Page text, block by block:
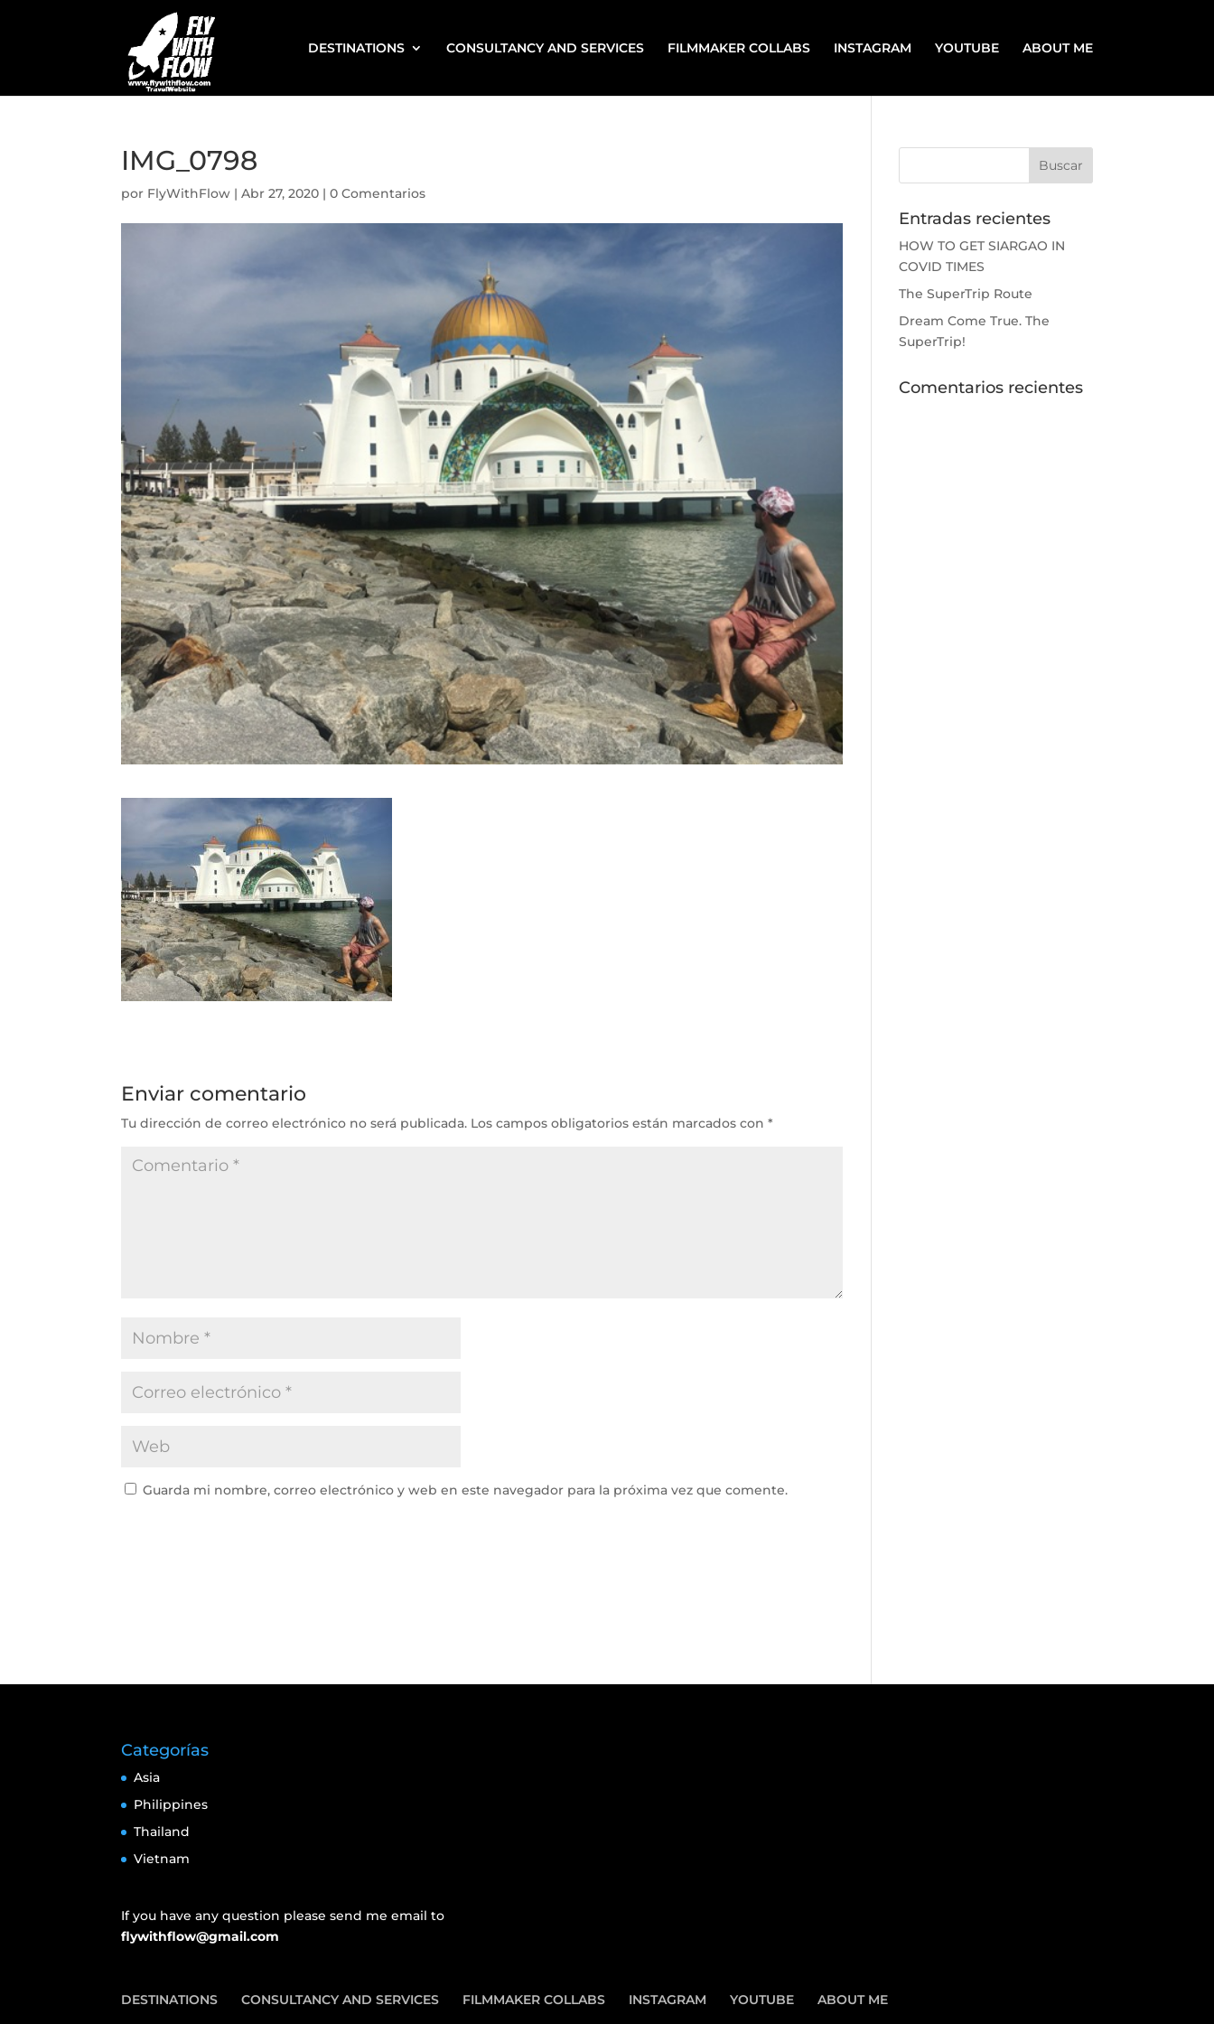
DESTINATIONS CONSULTANCY AND SERVICES FILMMAKER COLLABS INSTAGRAM YOUTUBE ABOUT ME
IMG_0798
por FlyWithFlow |Abr 27, 2020 |0 Comentarios
Enviar comentario
Tu dirección de correo electrónico no será publicada. Los campos obligatorios están marcados con*
Guarda mi nombre, correo electrónico y web en este navegador para la próxima vez que comente.
Entradas recientes
HOW TO GET SIARGAO IN
COVID TIMES
The SuperTrip Route
Dream Come True. The
SuperTrip!
Comentarios recientes
Categorías
Asia
Philippines
Thailand
Vietnam
If you have any question please send me email to
flywithflow@gmail.com
DESTINATIONS CONSULTANCY AND SERVICES FILMMAKER COLLABS INSTAGRAM YOUTUBE ABOUT ME